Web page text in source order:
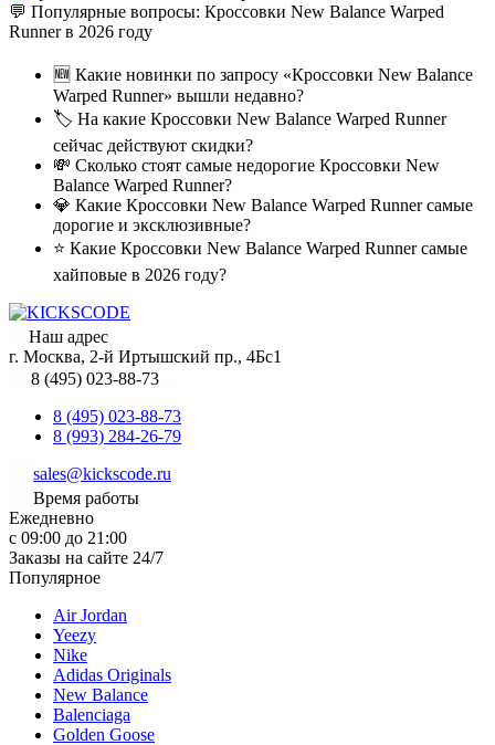
💬 Популярные вопросы: Кроссовки New Balance Warped
Runner в 2026 году
🆕 Какие новинки по запросу «Кроссовки New Balance
Warped Runner» вышли недавно?
🏷️ На какие Кроссовки New Balance Warped Runner
сейчас действуют скидки?
💸 Сколько стоят самые недорогие Кроссовки New
Balance Warped Runner?
💎 Какие Кроссовки New Balance Warped Runner самые
дорогие и эксклюзивные?
⭐ Какие Кроссовки New Balance Warped Runner самые
хайповые в 2026 году?
Наш адрес
г. Москва, 2-й Иртышский пр., 4Бс1
8 (495) 023-88-73
8 (495) 023-88-73
8 (993) 284-26-79
sales@kickscode.ru
Время работы
Ежедневно
с 09:00 до 21:00
Заказы на сайте 24/7
Популярное
Air Jordan
Yeezy
Nike
Adidas Originals
New Balance
Balenciaga
Golden Goose